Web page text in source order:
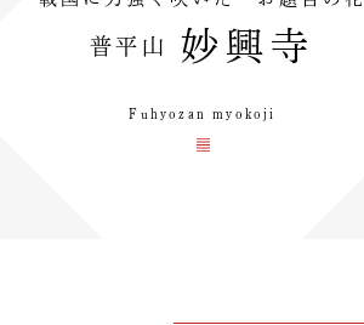
普平山 妙興寺
Fuhyozan myokoji